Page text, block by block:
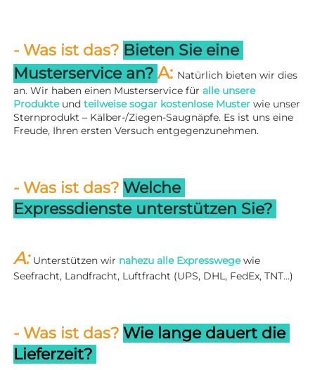
- Was ist das? Bieten Sie eine
Musterservice an? A: Natürlich bieten wir dies
an. Wir haben einen Musterservice für alle unsere
Produkte und teilweise sogar kostenlose Muster wie unser
Sternprodukt – Kälber-/Ziegen-Saugnäpfe. Es ist uns eine
Freude, Ihren ersten Versuch entgegenzunehmen.
- Was ist das? Welche
Expressdienste unterstützen Sie?
A: Unterstützen wir nahezu alle Expresswege wie
Seefracht, Landfracht, Luftfracht (UPS, DHL, FedEx, TNT...)
- Was ist das? Wie lange dauert die
Lieferzeit?